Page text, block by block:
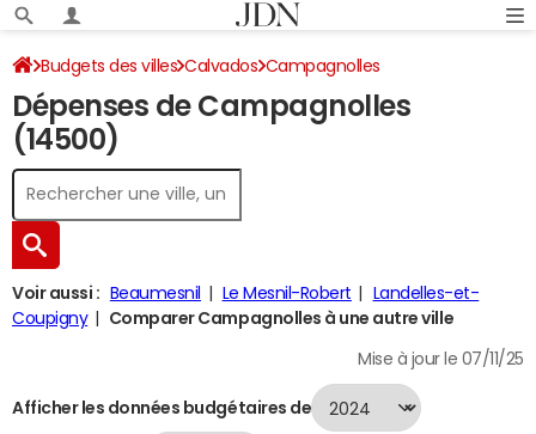
Budgets des villes Calvados Campagnolles
Dépenses 2024
Dépenses de Campagnolles
(14500)
Voir aussi : Beaumesnil Le Mesnil-Robert
Landelles-et-
Coupigny
Comparer Campagnolles à une autre ville
Mise à jour le 07/11/25
Afficher les données budgétaires de